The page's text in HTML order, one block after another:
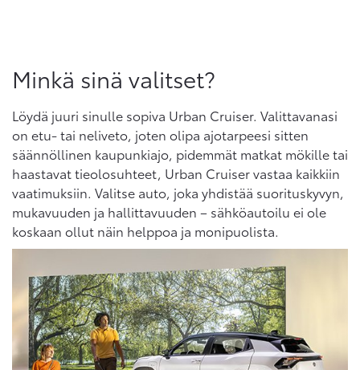
Minkä sinä valitset?
Löydä juuri sinulle sopiva Urban Cruiser. Valittavanasi
on etu- tai neliveto, joten olipa ajotarpeesi sitten
säännöllinen kaupunkiajo, pidemmät matkat mökille tai
haastavat tieolosuhteet, Urban Cruiser vastaa kaikkiin
vaatimuksiin. Valitse auto, joka yhdistää suorituskyvyn,
mukavuuden ja hallittavuuden – sähköautoilu ei ole
koskaan ollut näin helppoa ja monipuolista.